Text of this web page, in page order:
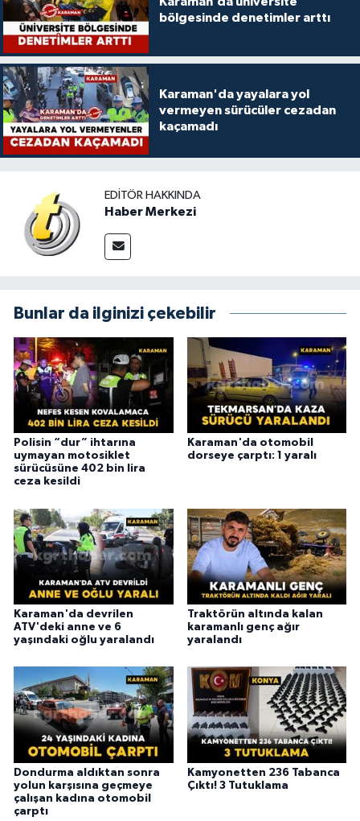
bölgesinde denetimler arttı
Karaman'da yayalara yol
vermeyen sürücüler cezadan
kaçamadı
EDITÖR HAKKINDA
Haber Merkezi
Bunlar da ilginizi çekebilir
Polisin “dur” ihtarına
uymayan motosiklet
sürücüsüne 402 bin lira
ceza kesildi
Karaman'da otomobil
dorseye çarptı: 1 yaralı
Karaman'da devrilen
ATV'deki anne ve 6
yaşındaki oğlu yaralandı
Traktörün altında kalan
karamanlı genç ağır
yaralandı
Dondurma aldıktan sonra
yolun karşısına geçmeye
çalışan kadına otomobil
çarptı
Kamyonetten 236 Tabanca
Çıktı! 3 Tutuklama